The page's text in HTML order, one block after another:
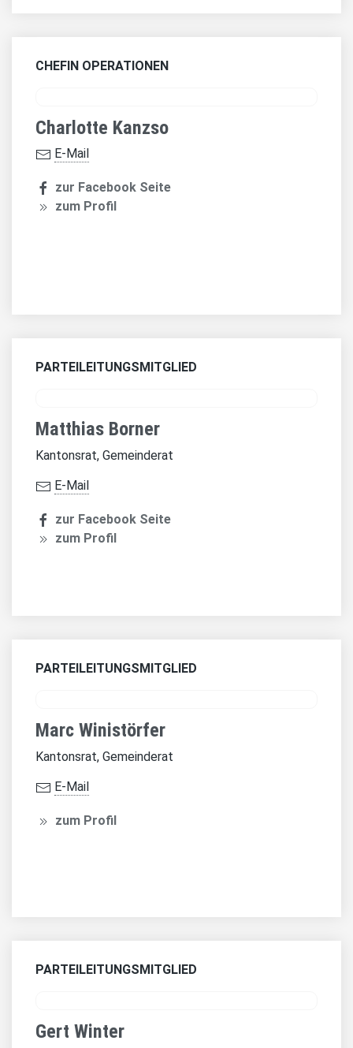
CHEFIN OPERATIONEN
Charlotte Kanzso
E-Mail
zur Facebook Seite
zum Profil
PARTEILEITUNGSMITGLIED
Matthias Borner
Kantonsrat, Gemeinderat
E-Mail
zur Facebook Seite
zum Profil
PARTEILEITUNGSMITGLIED
Marc Winistörfer
Kantonsrat, Gemeinderat
E-Mail
zum Profil
PARTEILEITUNGSMITGLIED
Gert Winter